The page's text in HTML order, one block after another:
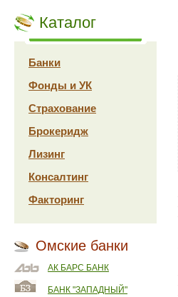
Каталог
Банки
Фонды и УК
Страхование
Брокеридж
Лизинг
Консалтинг
Факторинг
Омские банки
АК БАРС БАНК
БАНК "ЗАПАДНЫЙ"